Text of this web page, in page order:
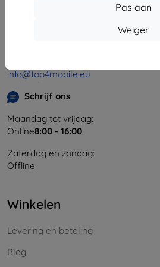
Pas aan
Weiger
SK2023549671
info@top4mobile.eu
Schrijf ons
Maandag tot vrijdag:
Online8:00 - 16:00
Zaterdag en zondag:
Offline
Winkelen
Levering en betaling
Blog